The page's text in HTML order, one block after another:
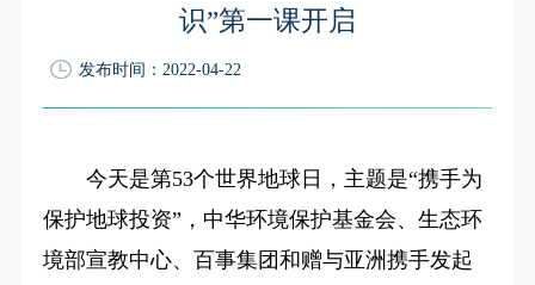
识”第一课开启
发布时间：2022-04-22
今天是第53个世界地球日，主题是“携手为
保护地球投资”，中华环境保护基金会、生态环
境部宣教中心、百事集团和赠与亚洲携手发起